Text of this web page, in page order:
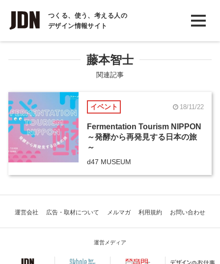
つくる、使う、考える人の
デザイン情報サイト
INTERVIEW
インタビュー
COLUMN
コラム
藤本智士
関連記事
イベント 18/11/22
Fermentation Tourism NIPPON
～発酵から再発見する日本の旅
～
d47 MUSEUM
運営会社 広告・取材について メルマガ 利用規約 お問い合わせ
運営メディア